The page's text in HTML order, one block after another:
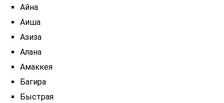
Айна
Аиша
Азиза
Алана
Амаккея
Багира
Быстрая